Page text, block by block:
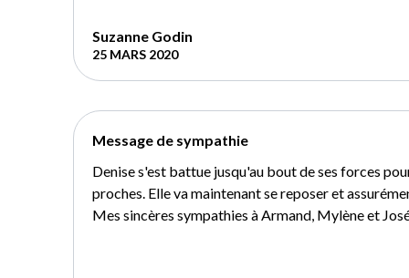
Suzanne Godin
25 MARS 2020
Message de sympathie
Denise s'est battue jusqu'au bout de ses forces
proches. Elle va maintenant se reposer et
Mes sincères sympathies à Armand, Mylène et